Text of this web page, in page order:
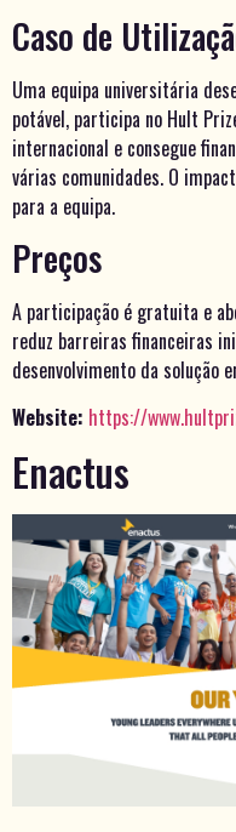
Caso de
Uma equipa universitária
potável, participa no Hult
internacional e consegue
várias comunidades. O
para a equipa.
Preços
A participação é gratuita e
reduz barreiras financeiras
desenvolvimento da solução
Website: https://
Enactus